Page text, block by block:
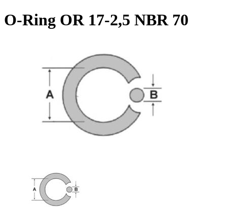
O-Ring OR 17-2,5 NBR 70